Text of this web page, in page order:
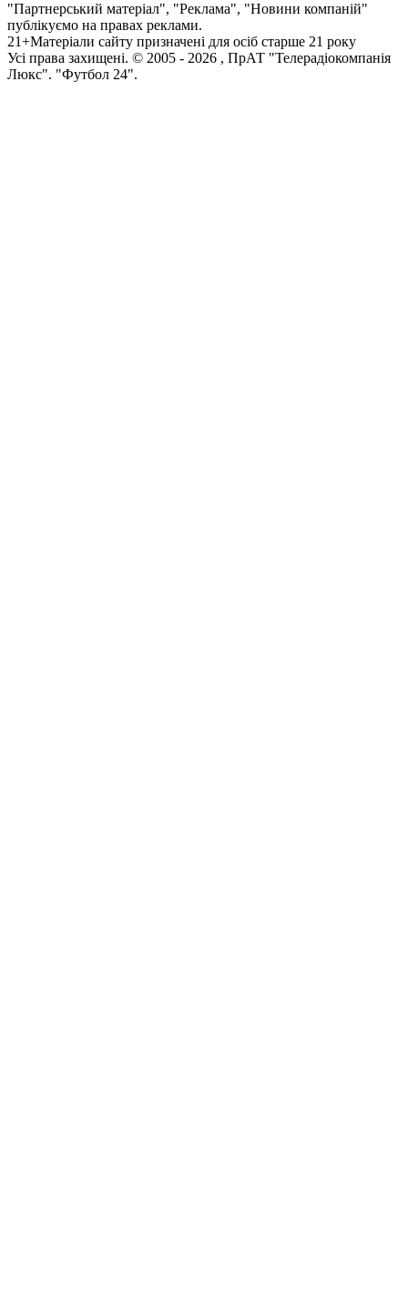
"Партнерський матеріал", "Реклама", "Новини компаній"
публікуємо на правах реклами.
21+Матеріали сайту призначені для осіб старше 21 року
Усi права захищенi. © 2005 - 2026 , ПрАТ "Телерадіокомпанія
Люкс". "Футбол 24".